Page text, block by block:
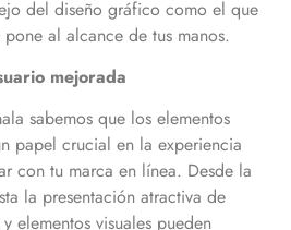
del diseño gráfico como el que
al alcance de tus manos.
mejorada
sabemos que los elementos
papel crucial en la experiencia
con tu marca en línea. Desde la
la presentación atractiva de
elementos visuales pueden